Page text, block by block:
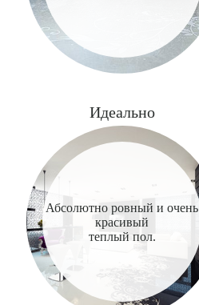
Идеально
Абсолютно ровный и очень
красивый
теплый пол.